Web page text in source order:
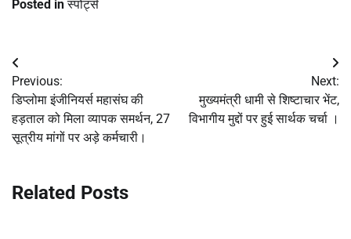
Posted inस्पोर्ट्स
Post
navigation
Previous:
डिप्लोमा इंजीनियर्स महासंघ की
हड़ताल को मिला व्यापक समर्थन, 27
सूत्रीय मांगों पर अड़े कर्मचारी।
Next:
मुख्यमंत्री धामी से शिष्टाचार भेंट,
विभागीय मुद्दों पर हुई सार्थक चर्चा ।
Related Posts